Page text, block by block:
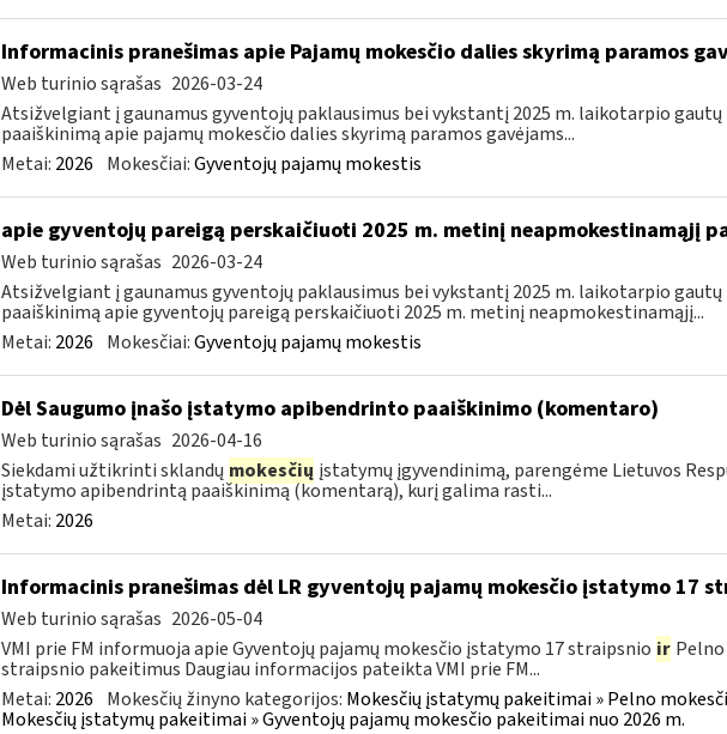
Informacinis pranešimas apie Pajamų mokesčio dalies skyrimą paramos
Web turinio sąrašas 2026-03-24
Atsižvelgiant į gaunamus gyventojų paklausimus bei vykstantį 2025 m. laikotarpio
paaiškinimą apie pajamų mokesčio dalies skyrimą paramos gavėjams...
Metai: 2026 Mokesčiai:Gyventojų pajamų mokestis
apie gyventojų pareigą perskaičiuoti 2025 m. metinį neapmokestinamąjį
Web turinio sąrašas 2026-03-24
Atsižvelgiant į gaunamus gyventojų paklausimus bei vykstantį 2025 m. laikotarpio
paaiškinimą apie gyventojų pareigą perskaičiuoti 2025 m. metinį neapmokestinamąjį...
Metai: 2026 Mokesčiai:Gyventojų pajamų mokestis
Dėl Saugumo įnašo įstatymo apibendrinto paaiškinimo (komentaro)
Web turinio sąrašas 2026-04-16
Siekdami užtikrinti sklandų mokesčių įstatymų įgyvendinimą, parengėme Lietuvos
įstatymo apibendrintą paaiškinimą (komentarą), kurį galima rasti...
Metai: 2026
Informacinis pranešimas dėl LR gyventojų pajamų mokesčio įstatymo 17
Web turinio sąrašas 2026-05-04
VMI prie FM informuoja apie Gyventojų pajamų mokesčio įstatymo 17 straipsnio ir
straipsnio pakeitimus Daugiau informacijos pateikta VMI prie FM...
Metai: 2026 Mokesčių žinyno kategorijos: Mokesčių įstatymų pakeitimai » Pelno
Mokesčių įstatymų pakeitimai » Gyventojų pajamų mokesčio pakeitimai nuo 2026 m.